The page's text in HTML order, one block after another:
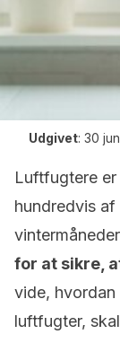
Udgivet: 30
Luftfugtere
hundredvis
for at sikre,
vide,
luftfugter,